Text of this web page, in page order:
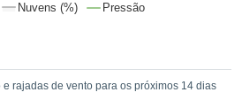
Nuvens (%) Pressão
rajadas de vento para os próximos 14 dias